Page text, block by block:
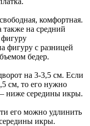
комфортная.
на средний
фигуру с разницей
бедер.
на 3-3,5 см. Если
см, то его нужно
ниже середины икры.
его можно удлинить
икры.